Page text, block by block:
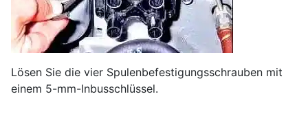
Lösen Sie die vier Spulenbefestigungsschrauben mit
einem 5-mm-Inbusschlüssel.